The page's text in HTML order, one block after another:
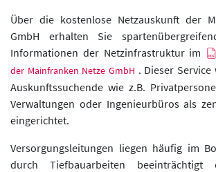
Über die kostenlose Netzauskunft der
GmbH erhalten Sie
Informationen der Netzinfrastruktur im
der Mainfranken Netze GmbH . Dieser
Auskunftssuchende wie z.B.
Verwaltungen oder Ingenieurbüros als
eingerichtet.
Versorgungsleitungen liegen häufig im
durch Tiefbauarbeiten beeinträchtigt